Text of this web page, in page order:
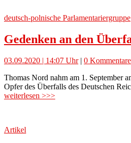
deutsch-polnische Parlamentariergruppe
Gedenken an den
03.09.2020 | 14:07 Uhr| 0 Kommentare
Thomas Nord nahm am 1. September
Opfer des Überfalls des Deutschen
weiterlesen >>>
Artikel